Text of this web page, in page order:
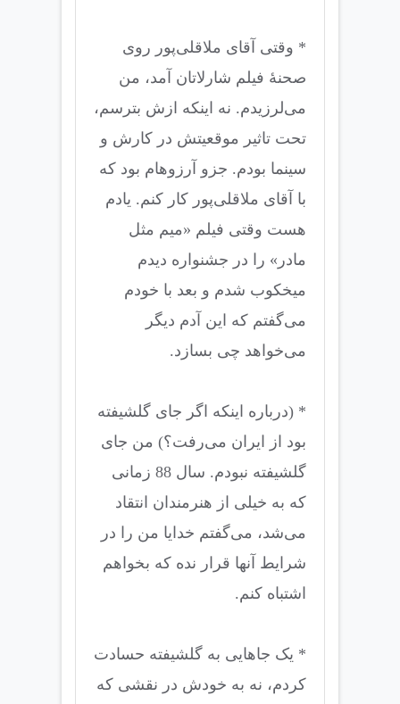
* وقتی آقای ملاقلی‌پور روی
صحنۀ فیلم شارلاتان آمد، من
می‌لرزیدم. نه اینکه ازش بترسم،
تحت تاثیر موقعیتش در کارش و
سینما بودم. جزو آرزوهام بود که
با آقای ملاقلی‌پور کار کنم. یادم
هست وقتی فیلم «میم مثل
مادر» را در جشنواره دیدم
میخکوب شدم و بعد با خودم
می‌گفتم که این آدم دیگر
می‌خواهد چی بسازد.
* (درباره اینکه اگر جای گلشیفته
بود از ایران می‌رفت؟) من جای
گلشیفته نبودم. سال 88 زمانی
که به خیلی از هنرمندان انتقاد
می‌شد، می‌گفتم خدایا من را در
شرایط آنها قرار نده که بخواهم
اشتباه کنم.
* یک جاهایی به گلشیفته حسادت
کردم، نه به خودش در نقشی که